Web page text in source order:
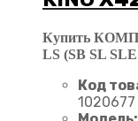
Купить
LS (SB SL
Код
1020677